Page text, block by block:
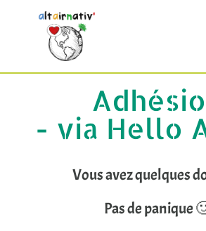
- via Hello
Vous avez quelques
Pas de panique